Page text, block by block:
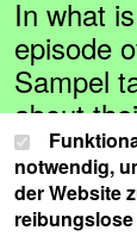
In what
episode
Sampel
about
scene.
Cookie-
Wählen Sie
notwendig,
der Website